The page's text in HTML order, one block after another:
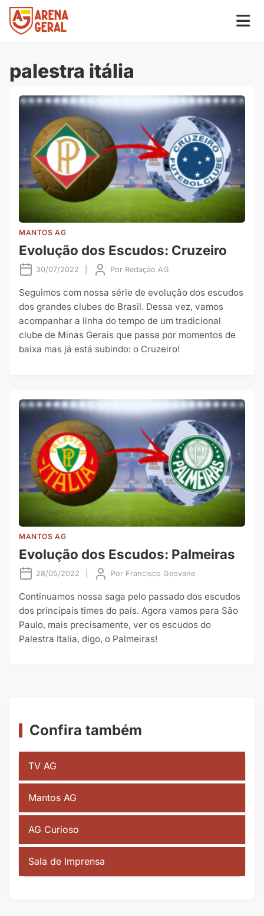
palestra itália
MANTOS AG
Evolução dos Escudos: Cruzeiro
30/07/2022 Por Redação AG
Seguimos com nossa série de evolução dos escudos
dos grandes clubes do Brasil. Dessa vez, vamos
acompanhar a linha do tempo de um tradicional
clube de Minas Gerais que passa por momentos de
baixa mas já está subindo: o Cruzeiro!
MANTOS AG
Evolução dos Escudos: Palmeiras
28/05/2022 Por Francisco Geovane
Continuamos nossa saga pelo passado dos escudos
dos principais times do país. Agora vamos para São
Paulo, mais precisamente, ver os escudos do
Palestra Italia, digo, o Palmeiras!
Confira também
TV AG
Mantos AG
AG Curioso
Sala de Imprensa